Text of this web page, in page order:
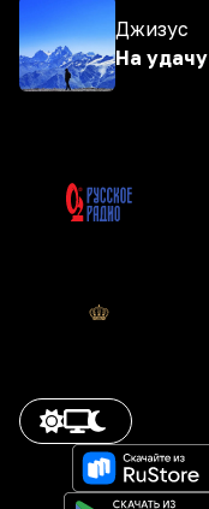
Джизус
На удачу